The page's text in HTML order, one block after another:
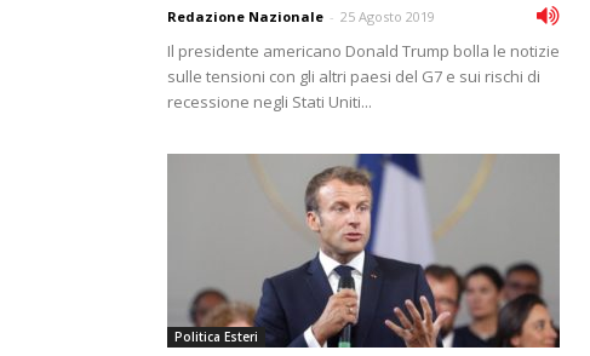
Redazione Nazionale - 25 Agosto 2019
Il presidente americano Donald Trump bolla le notizie
sulle tensioni con gli altri paesi del G7 e sui rischi di
recessione negli Stati Uniti...
Politica Esteri